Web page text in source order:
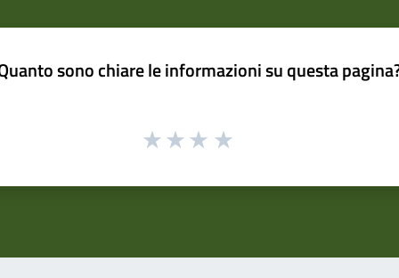
sono chiare le informazioni su questa